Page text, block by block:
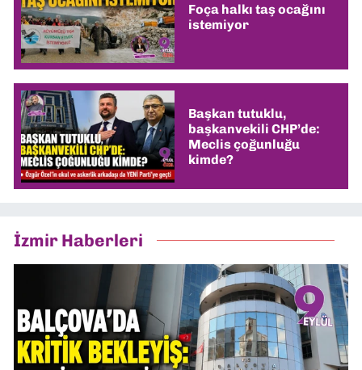
Foça halkı taş ocağını
istemiyor
Başkan tutuklu,
başkanvekili CHP’de:
Meclis çoğunluğu
kimde?
İzmir Haberleri